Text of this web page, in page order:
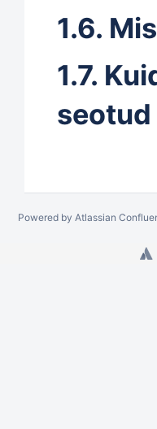
1.6.
1.7.
Powered by Atlassian